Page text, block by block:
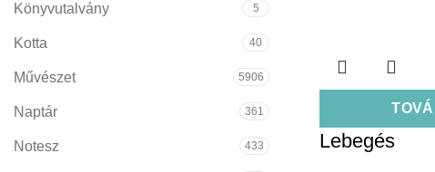
Könyvutalvány 5
Kotta 40
Művészet 5906
Naptár 361
Notesz 433 Lebegés